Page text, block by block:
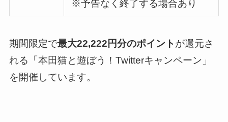
※予告なく終了する場合あり
期間限定で最大22,222円分のポイントが還元さ
れる「本田猫と遊ぼう！Twitterキャンペーン」
を開催しています。